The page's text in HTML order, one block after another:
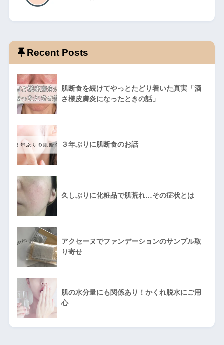
Recent Posts
肌断食を続けてやっとたどり着いた真実「酒
さ様皮膚炎になったときの話」
３年ぶりに肌断食のお話
久しぶりに化粧品で肌荒れ…その症状とは
アクセーヌでファンデーションのサンプル取
り寄せ
肌の水分量にも関係あり！かくれ脱水にご用
心